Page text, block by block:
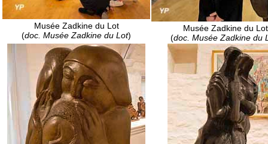
Musée Zadkine du Lot
(doc. Musée Zadkine du Lot)
Musée Zadkine du Lot
(doc. Musée Zadkine du